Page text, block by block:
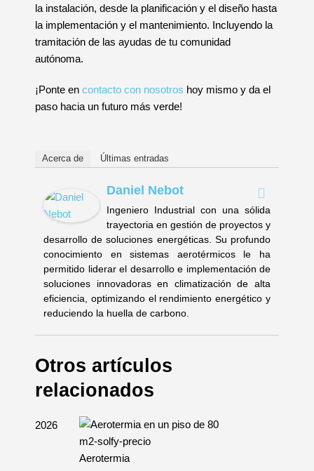
la instalación, desde la planificación y el diseño hasta
la implementación y el mantenimiento. Incluyendo la
tramitación de las ayudas de tu comunidad
autónoma.
¡Ponte en contacto con nosotros hoy mismo y da el
paso hacia un futuro más verde!
Acerca de Últimas entradas
Daniel Nebot
Ingeniero Industrial con una sólida
trayectoria en gestión de proyectos y
desarrollo de soluciones energéticas. Su profundo
conocimiento en sistemas aerotérmicos le ha
permitido liderar el desarrollo e implementación de
soluciones innovadoras en climatización de alta
eficiencia, optimizando el rendimiento energético y
reduciendo la huella de carbono.
Otros artículos
relacionados
Aerotermia